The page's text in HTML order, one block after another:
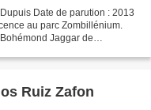
Date de parution : 2013
au parc Zombillénium.
Jaggar de
Ruiz Zafon